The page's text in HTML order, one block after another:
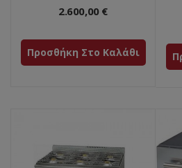
2.600,00 €
Προσθήκη Στο Καλάθι